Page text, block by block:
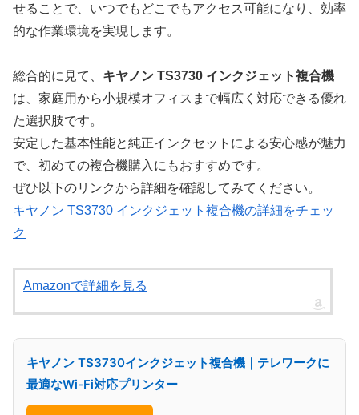
せることで、いつでもどこでもアクセス可能になり、効率
的な作業環境を実現します。
総合的に見て、 キヤノン TS3730 インクジェット複合機
は、家庭用から小規模オフィスまで幅広く対応できる優れ
た選択肢です。
安定した基本性能と純正インクセットによる安心感が魅力
で、初めての複合機購入にもおすすめです。
ぜひ以下のリンクから詳細を確認してみてください。
キヤノン TS3730 インクジェット複合機の詳細をチェッ
ク
Amazonで詳細を見る
キヤノン TS3730インクジェット複合機｜テレワークに
最適なWi-Fi対応プリンター